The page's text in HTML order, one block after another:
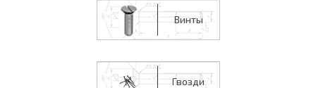
Винты
Гвозди